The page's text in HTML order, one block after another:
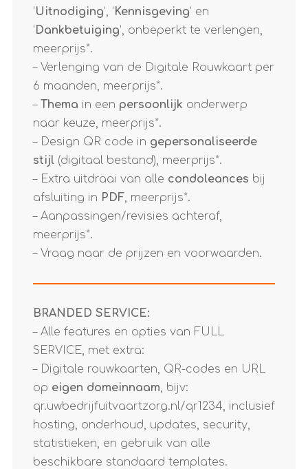
‘Uitnodiging‘, ‘Kennisgeving‘ en
‘Dankbetuiging‘, onbeperkt te verlengen,
meerprijs*.
– Verlenging van de Digitale Rouwkaart per
6 maanden, meerprijs*.
– Thema in een persoonlijk onderwerp
naar keuze, meerprijs*.
– Design QR code in gepersonaliseerde
stijl (digitaal bestand), meerprijs*.
– Extra uitdraai van alle condoleances bij
afsluiting in PDF, meerprijs*.
– Aanpassingen/revisies achteraf,
meerprijs*.
– Vraag naar de prijzen en voorwaarden.
BRANDED SERVICE:
– Alle features en opties van FULL
SERVICE, met extra:
– Digitale rouwkaarten, QR-codes en URL
op eigen domeinnaam, bijv:
qr.uwbedrijfuitvaartzorg.nl/qr1234, inclusief
hosting, onderhoud, updates, security,
statistieken, en gebruik van alle
beschikbare standaard templates.